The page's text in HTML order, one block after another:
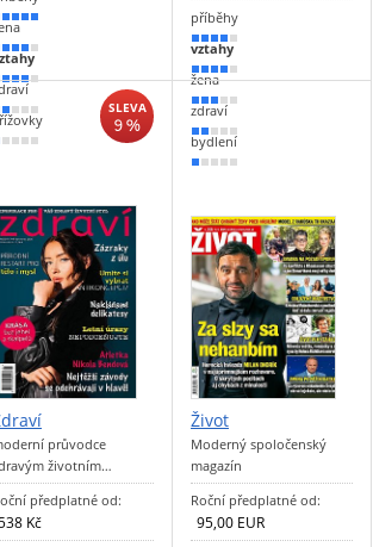
90 %
80 %
80 %
30 %
10 %
příběhy
80 %
vztahy
70 %
žena
50 %
zdraví
30 %
bydlení
20 %
SLEVA
9 %
průvodce
životním…
předplatné od:
538 Kč
Život
Moderný spoločenský
magazín
Roční předplatné od:
95,00 EUR